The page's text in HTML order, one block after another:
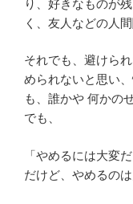
り、好きなものが
く、友人などの人
それでも、避けら
められないと思い
も、誰かや 何かの
でも、
「やめるには大変
だけど、やめるの